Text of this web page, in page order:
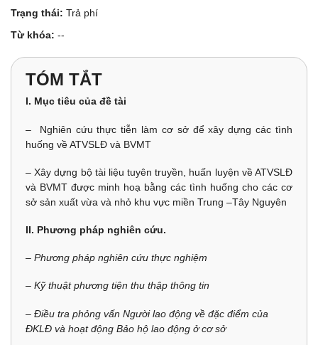
Trạng thái: Trả phí
Từ khóa: --
TÓM TẮT
I. Mục tiêu của đề tài
– Nghiên cứu thực tiễn làm cơ sở để xây dựng các tình
huống về ATVSLĐ và BVMT
– Xây dựng bộ tài liệu tuyên truyền, huấn luyện về ATVSLĐ
và BVMT được minh hoạ bằng các tình huống cho các cơ
sở sản xuất vừa và nhỏ khu vực miền Trung –Tây Nguyên
II. Phương pháp nghiên cứu.
– Phương pháp nghiên cứu thực nghiệm
– Kỹ thuật phương tiện thu thập thông tin
– Điều tra phỏng vấn Người lao động về đặc điểm của
ĐKLĐ và hoạt động Bảo hộ lao động ở cơ sở